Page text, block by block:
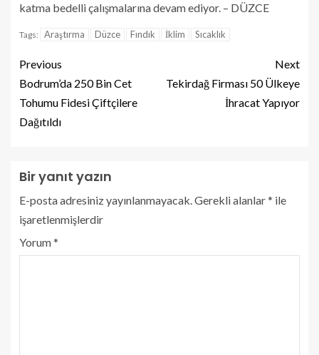
katma bedelli çalışmalarına devam ediyor. – DÜZCE
Tags: Araştırma Düzce Fındık İklim Sıcaklık
Previous
Bodrum’da 250 Bin Cet
Tohumu Fidesi Çiftçilere
Dağıtıldı
Next
Tekirdağ Firması 50 Ülkeye
İhracat Yapıyor
Bir yanıt yazın
E-posta adresiniz yayınlanmayacak.Gerekli alanlar* ile
işaretlenmişlerdir
Yorum*